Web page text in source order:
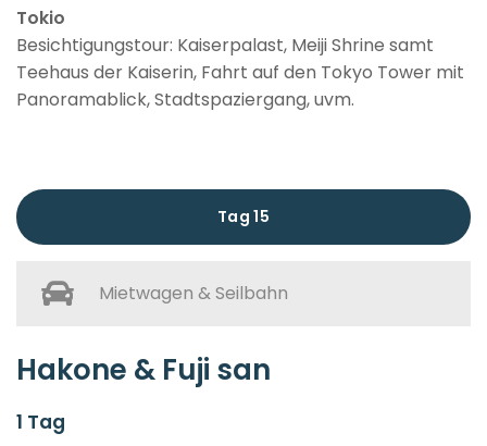
Tokio
Besichtigungstour: Kaiserpalast, Meiji Shrine samt
Teehaus der Kaiserin, Fahrt auf den Tokyo Tower mit
Panoramablick, Stadtspaziergang, uvm.
Tag 15
Mietwagen & Seilbahn
Hakone & Fuji san
1 Tag